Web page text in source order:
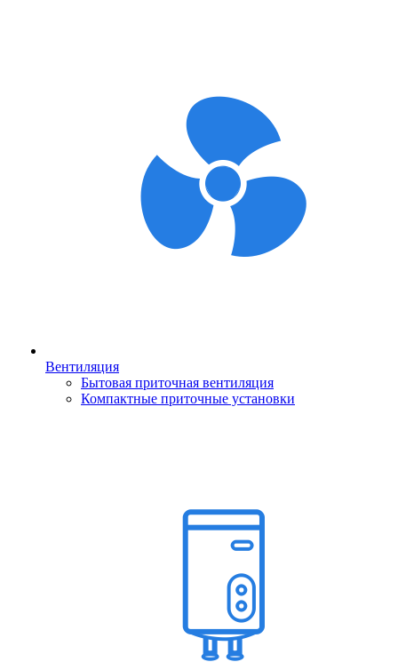
Вентиляция
Бытовая приточная вентиляция
Компактные приточные установки